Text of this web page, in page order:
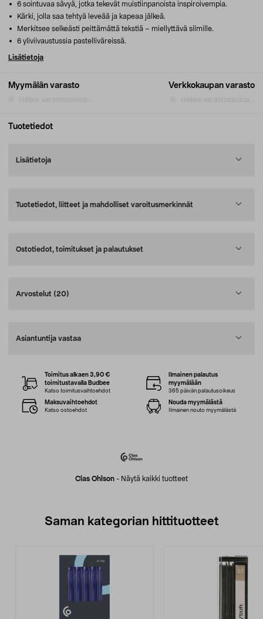
Myymälän varasto
Hakee varastosaldoa...
Verkkokaupan varasto
Hakee varastosaldoa...
6 sointuvaa sävyä, jotka tekevät muistiinpanoista inspiroivempia.
Kärki, jolla saa tehtyä leveää ja kapeaa jälkeä.
Merkitsee selkeästi peittämättä tekstiä – miellyttävä silmille.
6 yliviivaustussia pastelliväreissä.
Lisätietoja
Tuotetiedot
Lisätietoja
Tuotetiedot, liitteet ja mahdolliset varoitusmerkinnät
Ostotiedot, toimitukset ja palautukset
Arvostelut (20)
Asiantuntija vastaa
Clas Ohlson - Näytä kaikki tuotteet
Toimitus alkaen 3,90 €
toimitustavalla Budbee
Katso toimitusvaihtoehdot
Ilmainen palautus
myymälään
365 päivän palautusoikeus
Maksuvaihtoehdot
Katso ostoehdot
Nouda myymälästä
Ilmainen nouto myymälästä
Saman kategorian hittituotteet